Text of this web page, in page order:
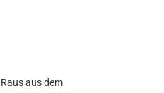
Raus aus dem